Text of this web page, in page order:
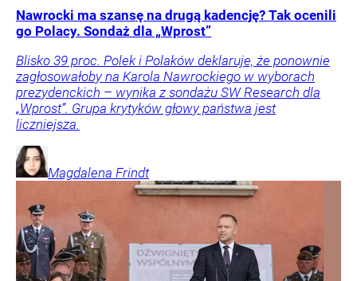
Nawrocki ma szansę na drugą kadencję? Tak ocenili
go Polacy. Sondaż dla „Wprost”
Blisko 39 proc. Polek i Polaków deklaruje, że ponownie
zagłosowałoby na Karola Nawrockiego w wyborach
prezydenckich – wynika z sondażu SW Research dla
„Wprost”. Grupa krytyków głowy państwa jest
liczniejsza.
Magdalena Frindt